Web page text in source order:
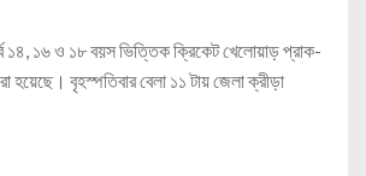
১৪, ১৬ ও ১৮ বয়স ভিত্তিক ক্রিকেট খেলোয়াড় প্রাক-
হয়েছে। বৃহস্পতিবার বেলা ১১ টায় জেলা ক্রীড়া